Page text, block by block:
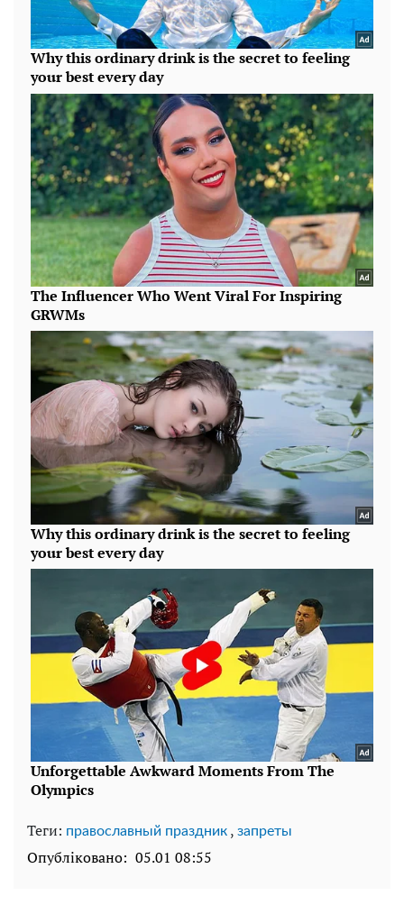
Теги: православный праздник , запреты
Опубліковано: 05.01 08:55